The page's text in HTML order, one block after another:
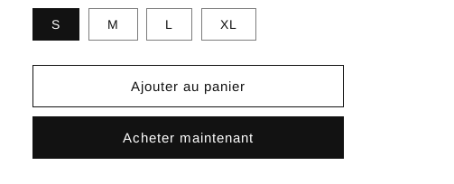
S M L XL
Ajouter au panier
Acheter maintenant